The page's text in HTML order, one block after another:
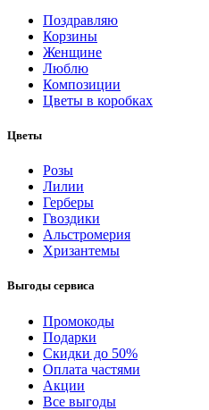
Поздравляю
Корзины
Женщине
Люблю
Композиции
Цветы в коробках
Цветы
Розы
Лилии
Герберы
Гвоздики
Альстромерия
Хризантемы
Выгоды сервиса
Промокоды
Подарки
Скидки до 50%
Оплата частями
Акции
Все выгоды